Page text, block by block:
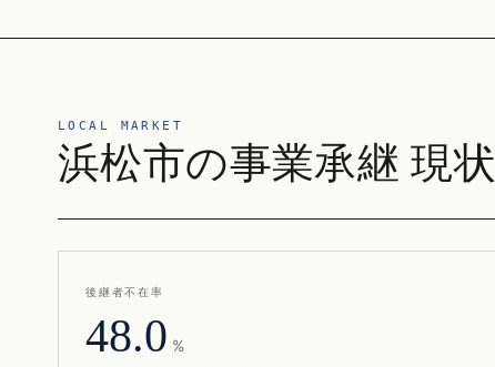
LOCAL MARKET
浜松市の事業承継 現状
後継者不在率
48.0 %